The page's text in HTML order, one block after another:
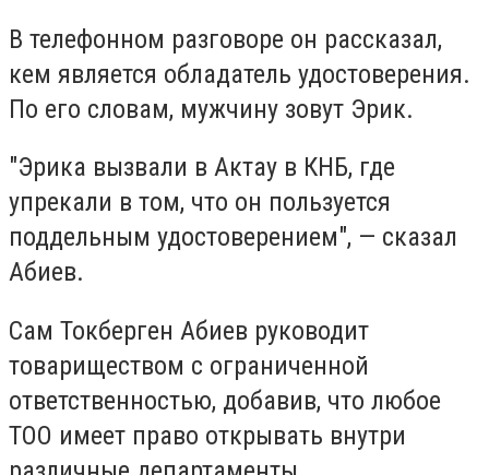
В телефонном разговоре он рассказал,
кем является обладатель удостоверения.
По его словам, мужчину зовут Эрик.
"Эрика вызвали в Актау в КНБ, где
упрекали в том, что он пользуется
поддельным удостоверением", — сказал
Абиев.
Сам Токберген Абиев руководит
товариществом с ограниченной
ответственностью, добавив, что любое
ТОО имеет право открывать внутри